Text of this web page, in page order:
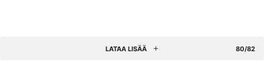
LATAA LISÄÄ 80/82